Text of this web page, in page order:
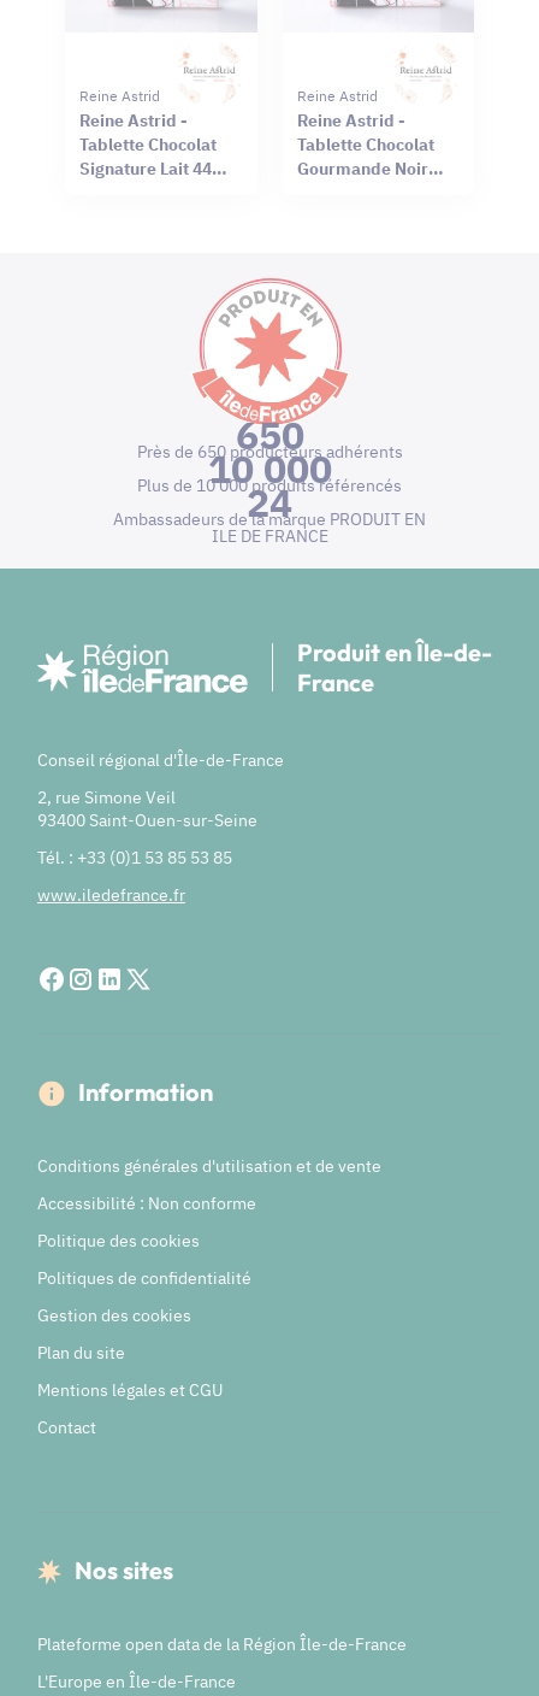
Reine Astrid
Reine Astrid -
Tablette Chocolat
Signature Lait 44%
Reine Astrid
Reine Astrid -
Tablette Chocolat
Gourmande Noir
650
Près de 650 producteurs adhérents
10 000
Plus de 10 000 produits référencés
24
Ambassadeurs de la marque PRODUIT EN
ILE DE FRANCE
Produit en Île-de-
France
Conseil régional d'Île-de-France
2, rue Simone Veil
93400 Saint-Ouen-sur-Seine
Tél. : +33 (0)1 53 85 53 85
www.iledefrance.fr
Information
Conditions générales d'utilisation et de vente
Accessibilité : Non conforme
Politique des cookies
Politiques de confidentialité
Gestion des cookies
Plan du site
Mentions légales et CGU
Contact
Nos sites
Plateforme open data de la Région Île-de-France
L'Europe en Île-de-France